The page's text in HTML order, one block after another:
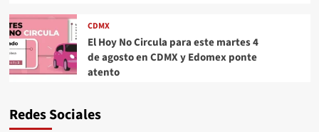
CDMX
El Hoy No Circula para este martes 4
de agosto en CDMX y Edomex ponte
atento
Redes Sociales